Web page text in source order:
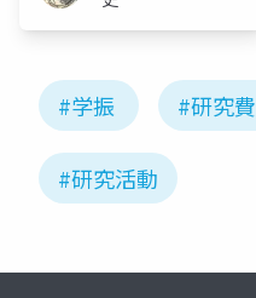
#学振 #研究費
#研究活動